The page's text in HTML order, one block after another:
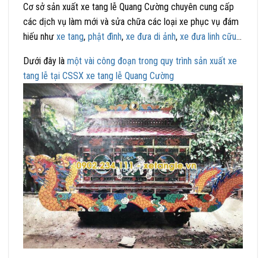
Cơ sở sản xuất xe tang lễ Quang Cường chuyên cung cấp
các dịch vụ làm mới và sửa chữa các loại xe phục vụ đám
hiếu như xe tang, phật đình, xe đưa di ảnh, xe đưa linh cữu…
Dưới đây là một vài công đoạn trong quy trình sản xuất xe
tang lễ tại CSSX xe tang lễ Quang Cường